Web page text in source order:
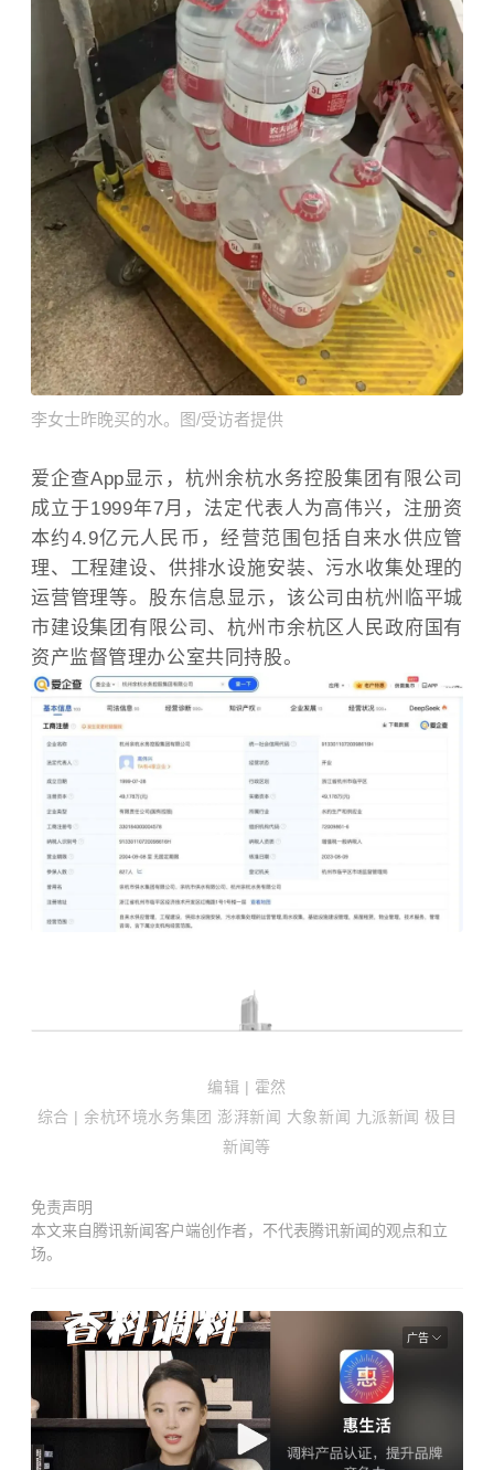
李女士昨晚买的水。图/受访者提供
爱企查App显示，杭州余杭水务控股集团有限公司
成立于1999年7月，法定代表人为高伟兴，注册资
本约4.9亿元人民币，经营范围包括自来水供应管
理、工程建设、供排水设施安装、污水收集处理的
运营管理等。股东信息显示，该公司由杭州临平城
市建设集团有限公司、杭州市余杭区人民政府国有
资产监督管理办公室共同持股。
编辑 | 霍然
综合 |余杭环境水务集团 澎湃新闻 大象新闻 九派新闻 极目
新闻等
免责声明
本文来自腾讯新闻客户端创作者，不代表腾讯新闻的观点和立
场。
广告